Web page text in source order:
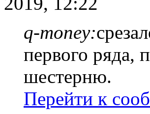
q-money:
первого ряда,
шестерню.
Перейти к